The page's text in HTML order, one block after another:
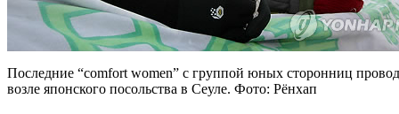
Последние “comfort women” с группой юных сторонниц
возле японского посольства в Сеуле. Фото: Рёнхап